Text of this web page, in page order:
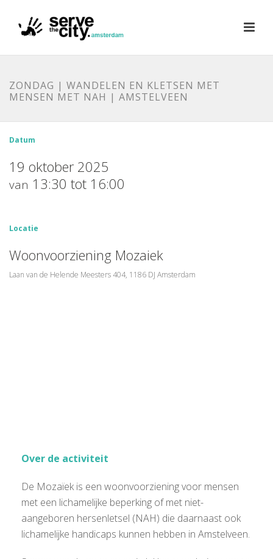
ZONDAG | WANDELEN EN KLETSEN MET
MENSEN MET NAH | AMSTELVEEN
Datum
19 oktober 2025
van 13:30 tot 16:00
Locatie
Woonvoorziening Mozaiek
Laan van de Helende Meesters 404, 1186 DJ Amsterdam
Over de activiteit
De Mozaïek is een woonvoorziening voor mensen
met een lichamelijke beperking of met niet-
aangeboren hersenletsel (NAH) die daarnaast ook
lichamelijke handicaps kunnen hebben in Amstelveen.